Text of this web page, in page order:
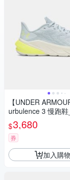
【UNDER
urbulence 3 慢跑
034
$3,680
券
加入購